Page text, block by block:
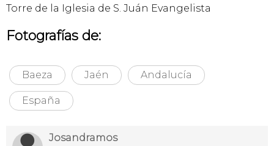
Torre de la Iglesia de S. Juán Evangelista
Fotografías de:
Baeza Jaén Andalucía
España
Josandramos